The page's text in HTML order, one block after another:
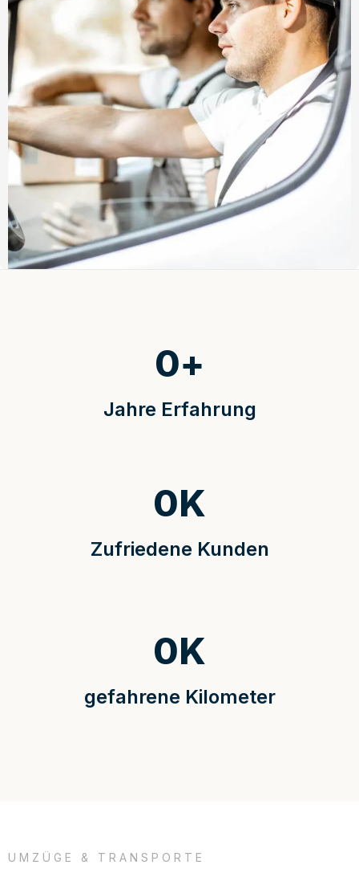
Jahre Erfahrung
0+
Zufriedene Kunden
0K
gefahrene Kilometer
0K
UMZÜGE & TRANSPORTE